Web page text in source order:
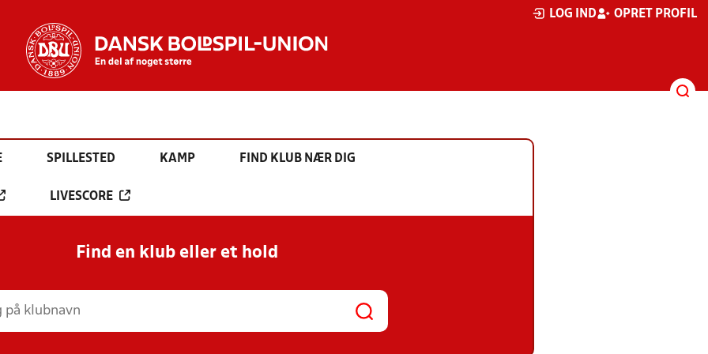
LOG IND OPRET PROFIL
SPILLESTED KAMP FIND KLUB NÆR DIG
LIVESCORE
Find en klub eller et hold